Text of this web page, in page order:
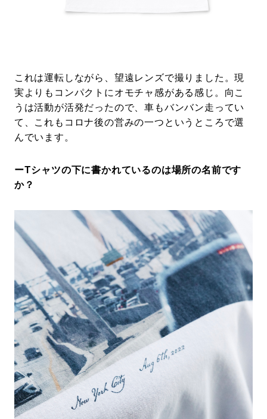
これは運転しながら、望遠レンズで撮りました。現
実よりもコンパクトにオモチャ感がある感じ。向こ
うは活動が活発だったので、車もバンバン走ってい
て、これもコロナ後の営みの一つというところで選
んでいます。
ーTシャツの下に書かれているのは場所の名前です
か？